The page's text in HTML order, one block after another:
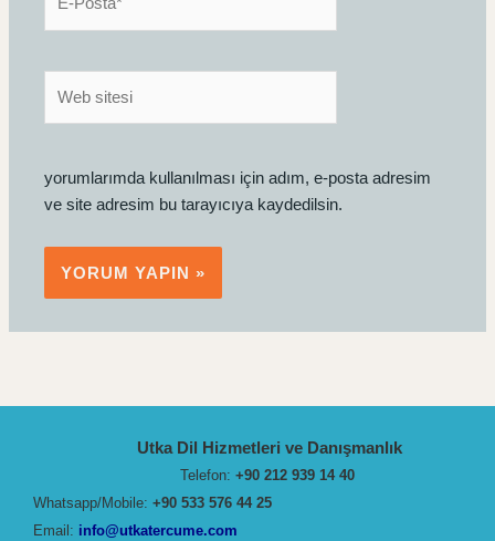
Posta*
sitesi
yorumlarımda kullanılması için adım, e-posta adresim
ve site adresim bu tarayıcıya kaydedilsin.
Utka Dil Hizmetleri ve Danışmanlık
Telefon: +90 212 939 14 40
Whatsapp/Mobile: +90 533 576 44 25
Email: info@utkatercume.com